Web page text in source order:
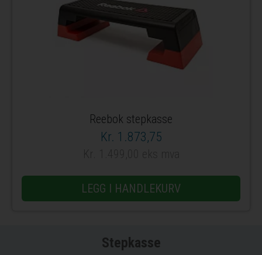
Reebok stepkasse
Kr. 1.873,75
LEGG I HANDLEKURV
Stepkasse